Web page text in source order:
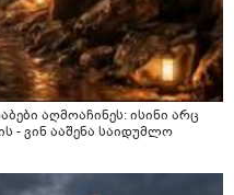
აღმოაჩინეს: ისინი არც
- ვინ ააშენა საიდუმლო